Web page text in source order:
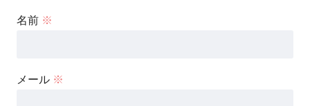
名前 ※
メール ※